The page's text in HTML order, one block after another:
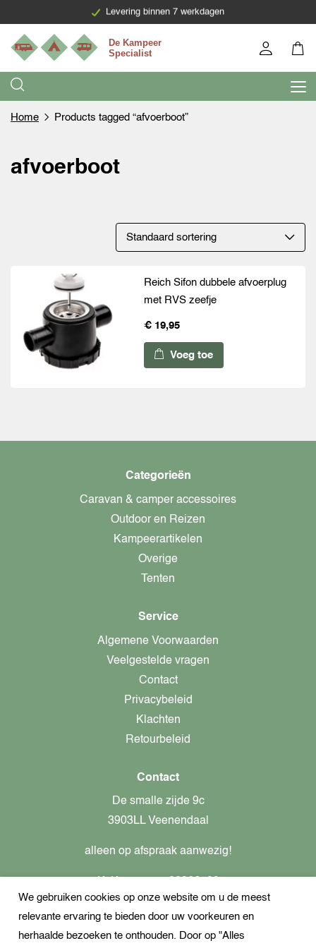
Levering binnen 7 werkdagen
Home Products tagged “afvoerboot”
afvoerboot
Reich Sifon dubbele afvoerplug
met RVS zeefje
€ 19,95
Voeg toe
Categorieën
Caravan & camper accessoires
Outdoor en Reizen
Kampeerartikelen
Overige
Tenten
Service
Algemene Voorwaarden
Veelgestelde vragen
Contact
Privacybeleid
Klachten
Retourbeleid
Contact
De smalle zijde 9c
3903LL Veenendaal
alleen op afspraak aanwezig!
Btw-nummer: nl862437301B01
+31621944547
We gebruiken cookies op onze website om u de meest
relevante ervaring te bieden door uw voorkeuren en
herhaalde bezoeken te onthouden. Door op "Alles